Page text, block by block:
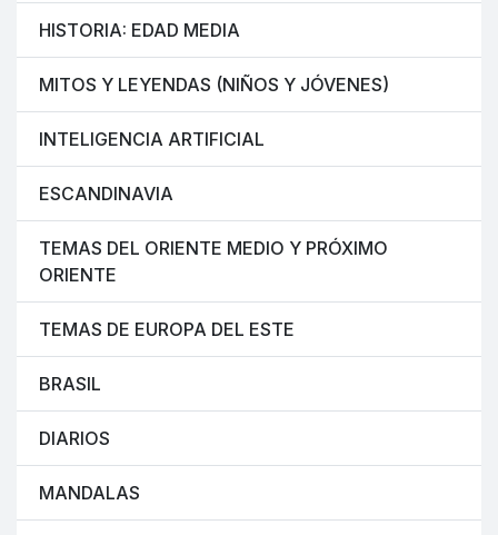
HISTORIA: EDAD MEDIA
MITOS Y LEYENDAS (NIÑOS Y JÓVENES)
INTELIGENCIA ARTIFICIAL
ESCANDINAVIA
TEMAS DEL ORIENTE MEDIO Y PRÓXIMO
ORIENTE
TEMAS DE EUROPA DEL ESTE
BRASIL
DIARIOS
MANDALAS